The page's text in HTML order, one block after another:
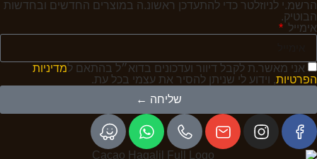
הרשמ.י לניוזלטר כדי להתעדכן ראשונ.ה במוצרים החדשים ובחדשות
הבוטיק.
אימייל
אני מאשר.ת לקבל דיוור ועדכונים בדוא״ל בהתאם למדיניות
הפרטיות, וידוע לי שניתן להסיר את עצמי בכל עת.
שליחה ←